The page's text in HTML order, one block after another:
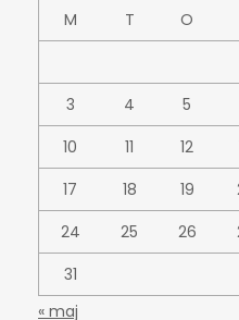
M T O
3
4 5
10
11 12
17
18 19
24
25 26
31
« maj